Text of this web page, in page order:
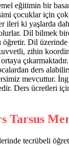
eğitimin bir
çocuklar için çok
ileri ki yaşlarda
olurlar. Dil bilmek
öğretir. Dil
kuvvetli, zihin
ders
mevcuttur.
Ders ücretleri
Tarsus
tecrübeli